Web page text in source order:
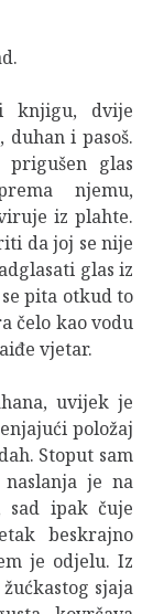
knjigu, dvije
duhan i pasoš.
glas
njemu,
iz plahte.
da joj se nije
glas iz
pita otkud to
čelo kao vodu
vjetar.
uvijek je
položaj
Stoput sam
je na
sad ipak čuje
beskrajno
je odjelu. Iz
sjaja